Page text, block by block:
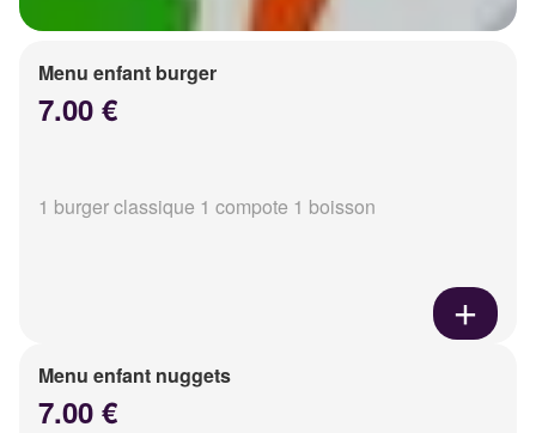
Menu enfant burger
7.00 €
1 burger classique 1 compote 1 boisson
Menu enfant nuggets
7.00 €